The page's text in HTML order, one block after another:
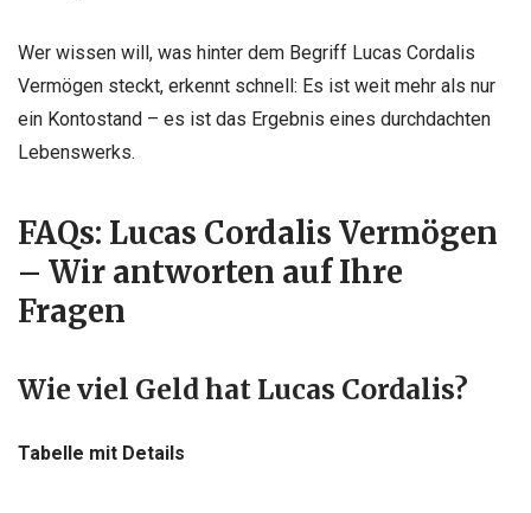
Wer wissen will, was hinter dem Begriff Lucas Cordalis
Vermögen steckt, erkennt schnell: Es ist weit mehr als nur
ein Kontostand – es ist das Ergebnis eines durchdachten
Lebenswerks.
FAQs: Lucas Cordalis Vermögen
– Wir antworten auf Ihre
Fragen
Wie viel Geld hat Lucas Cordalis?
Tabelle mit Details